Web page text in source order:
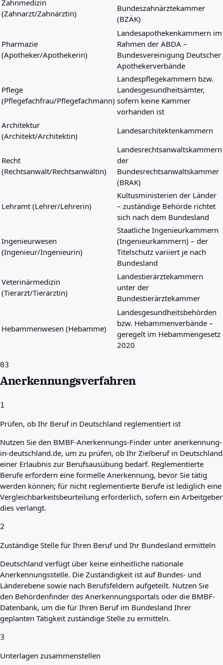
Zahnmedizin
(Zahnarzt/Zahnärztin)
Bundeszahnärztekammer
(BZÄK)
Pharmazie
(Apotheker/Apothekerin)
Landesapothekenkammern im
Rahmen der ABDA –
Bundesvereinigung Deutscher
Apothekerverbände
Pflege
(Pflegefachfrau/Pflegefachmann)
Landespflegekammern bzw.
Landesgesundheitsämter,
sofern keine Kammer
vorhanden ist
Architektur
(Architekt/Architektin)
Landesarchitektenkammern
Recht
(Rechtsanwalt/Rechtsanwältin)
Landesrechtsanwaltskammern
der
Bundesrechtsanwaltskammer
(BRAK)
Lehramt (Lehrer/Lehrerin)
Kultusministerien der Länder
– zuständige Behörde richtet
sich nach dem Bundesland
Ingenieurwesen
(Ingenieur/Ingenieurin)
Staatliche Ingenieurkammern
(Ingenieurkammern) – der
Titelschutz variiert je nach
Bundesland
Veterinärmedizin
(Tierarzt/Tierärztin)
Landestierärztekammern
unter der
Bundestierärztekammer
Hebammenwesen (Hebamme)
Landesgesundheitsbehörden
bzw. Hebammenverbände –
geregelt im Hebammengesetz
2020
03
Anerkennungsverfahren
1
Prüfen, ob Ihr Beruf in Deutschland reglementiert ist
Nutzen Sie den BMBF-Anerkennungs-Finder unter anerkennung-
in-deutschland.de, um zu prüfen, ob Ihr Zielberuf in Deutschland
einer Erlaubnis zur Berufsausübung bedarf. Reglementierte
Berufe erfordern eine formelle Anerkennung, bevor Sie tätig
werden können; für nicht reglementierte Berufe ist lediglich eine
Vergleichbarkeitsbeurteilung erforderlich, sofern ein Arbeitgeber
dies verlangt.
2
Zuständige Stelle für Ihren Beruf und Ihr Bundesland ermitteln
Deutschland verfügt über keine einheitliche nationale
Anerkennungsstelle. Die Zuständigkeit ist auf Bundes- und
Länderebene sowie nach Berufsfeldern aufgeteilt. Nutzen Sie
den Behördenfinder des Anerkennungsportals oder die BMBF-
Datenbank, um die für Ihren Beruf im Bundesland Ihrer
geplanten Tätigkeit zuständige Stelle zu ermitteln.
3
Unterlagen zusammenstellen